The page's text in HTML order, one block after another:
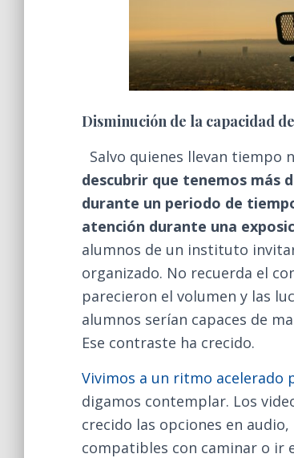
Disminución de la capacidad
Salvo quienes llevan tiempo
descubrir que tenemos más
durante un periodo de
atención durante una
alumnos de un instituto
organizado. No recuerda el
parecieron el volumen y las
alumnos serían capaces de
Ese contraste ha crecido.
Vivimos a un ritmo acelerado
digamos contemplar. Los
crecido las opciones en
compatibles con caminar o ir